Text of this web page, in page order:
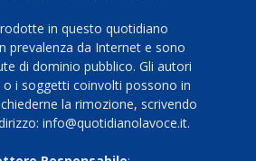
in questo quotidiano
prevalenza da Internet e sono
di dominio pubblico. Gli autori
o i soggetti coinvolti possono in
la rimozione, scrivendo
info@quotidianolavoce.it.